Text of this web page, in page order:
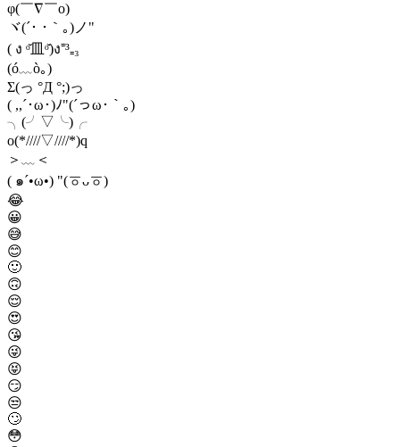
φ(￣∇￣o)
ヾ(´･ ･｀｡)ノ"
( ง ᵒ̌皿ᵒ̌)ง⁼³₌₃
(ó﹏ò｡)
Σ(っ °Д °;)っ
( ,,´･ω･)ﾉ"(´っω･｀｡)
╮(╯▽╰)╭
o(*////▽////*)q
＞﹏＜
( ๑´•ω•) "(ㆆᴗㆆ)
😂
😀
😅
😊
🙂
🙃
😌
😍
😘
😜
😝
😏
😒
🙄
😳